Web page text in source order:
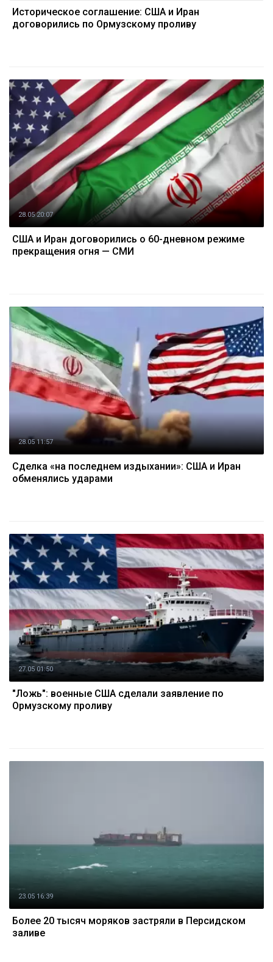
Историческое соглашение: США и Иран
договорились по Ормузскому проливу
28.05 20:07
США и Иран договорились о 60-дневном режиме
прекращения огня — СМИ
28.05 11:57
Сделка «на последнем издыхании»: США и Иран
обменялись ударами
27.05 01:50
"Ложь": военные США сделали заявление по
Ормузскому проливу
23.05 16:39
Более 20 тысяч моряков застряли в Персидском
заливе